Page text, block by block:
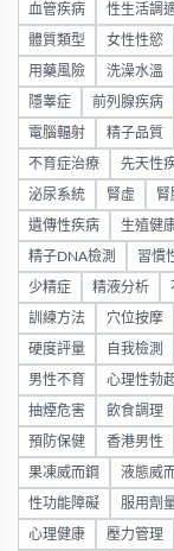
血管疾病 性生活調
體質類型 女性性慾
用藥風險 洗澡水溫
隱睾症 前列腺疾病
電腦輻射 精子品質
不育症治療 先天性
泌尿系統 腎虛 腎
遺傳性疾病 生殖健
精子DNA檢測 習慣
少精症 精液分析
訓練方法 穴位按摩
硬度評量 自我檢測
男性不育 心理性勃
抽煙危害 飲食調理
預防保健 香港男性
果凍威而鋼 液態威
性功能障礙 服用劑
心理健康 壓力管理